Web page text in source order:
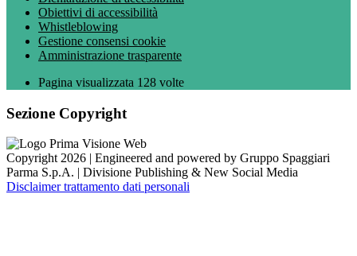
Obiettivi di accessibilità
Whistleblowing
Gestione consensi cookie
Amministrazione trasparente
Pagina visualizzata 128 volte
Sezione Copyright
Copyright 2026 | Engineered and powered by Gruppo Spaggiari
Parma S.p.A. | Divisione Publishing & New Social Media
Disclaimer trattamento dati personali